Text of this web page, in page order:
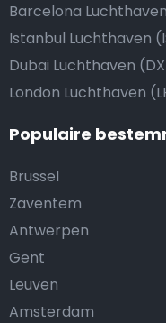
Barcelona
Istanbul Luchthaven
Dubai Luchthaven
London Luchthaven
Populaire
Brussel
Zaventem
Antwerpen
Gent
Leuven
Amsterdam